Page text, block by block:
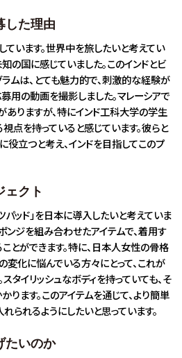
た理由
います。世界中を旅したいと考えてい
の国に感じていました。このインドとビ
ムは、とても魅力的で、刺激的な経験が
用の動画を撮影しました。マレーシアで
ありますが、特にインド工科大学の学生
点を持っていると感じています。彼らと
立つと考え、インドを目指してこのプ
クト
ッド」を日本に導入したいと考えていま
ンジを組み合わせたアイテムで、着用す
とができます。特に、日本人女性の骨格
変化に悩んでいる方々にとって、これが
タイリッシュなボディを持っていても、そ
ます。このアイテムを通じて、より簡単
られるようにしたいと思っています。
たいのか